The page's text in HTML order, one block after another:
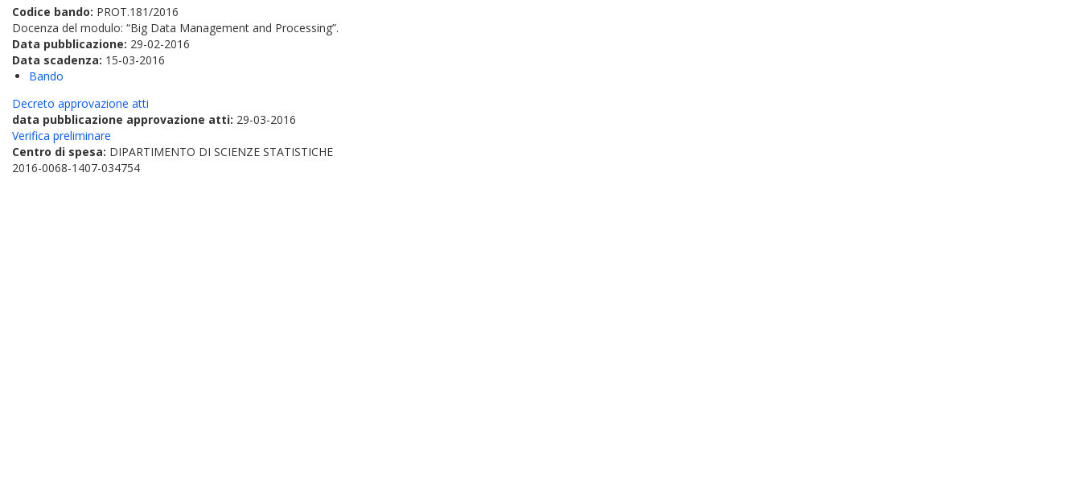
Codice bando: PROT.181/2016
Docenza del modulo: “Big Data Management and Processing”.
Data pubblicazione: 29-02-2016
Data scadenza: 15-03-2016
Bando
Decreto approvazione atti
data pubblicazione approvazione atti: 29-03-2016
Verifica preliminare
Centro di spesa: DIPARTIMENTO DI SCIENZE STATISTICHE
2016-0068-1407-034754